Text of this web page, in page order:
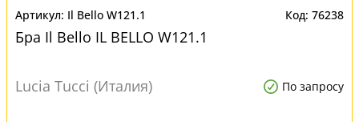
Il Bello W121.1 76238
Бра Il Bello IL BELLO W121.1
Lucia Tucci (Италия) По запросу